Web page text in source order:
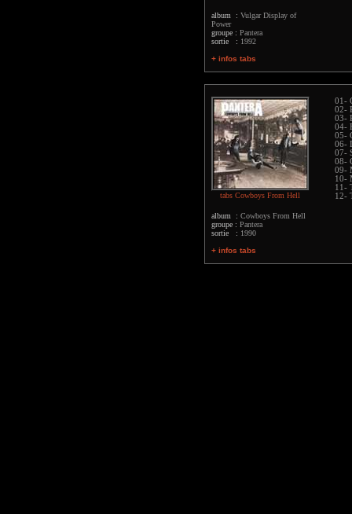
album : Vulgar Display of
Power
groupe : Pantera
sortie : 1992
+ infos tabs
tabs Cowboys From Hell
album : Cowboys From Hell
groupe : Pantera
sortie : 1990
+ infos tabs
01-
02-
03-
04-
05-
06-
07-
08-
09-
10-
11-
12-